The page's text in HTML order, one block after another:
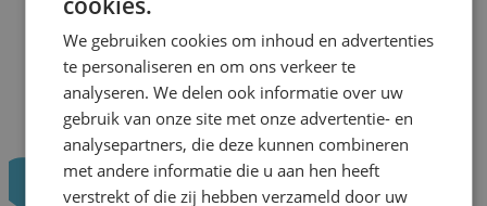
We gebruiken cookies om inhoud en advertenties
te personaliseren en om ons verkeer te
analyseren. We delen ook informatie over uw
gebruik van onze site met onze advertentie- en
analysepartners, die deze kunnen combineren
met andere informatie die u aan hen heeft
verstrekt of die zij hebben verzameld door uw